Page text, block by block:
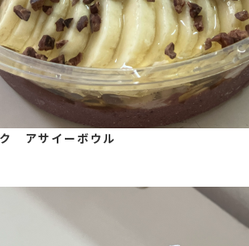
アサイーボウル